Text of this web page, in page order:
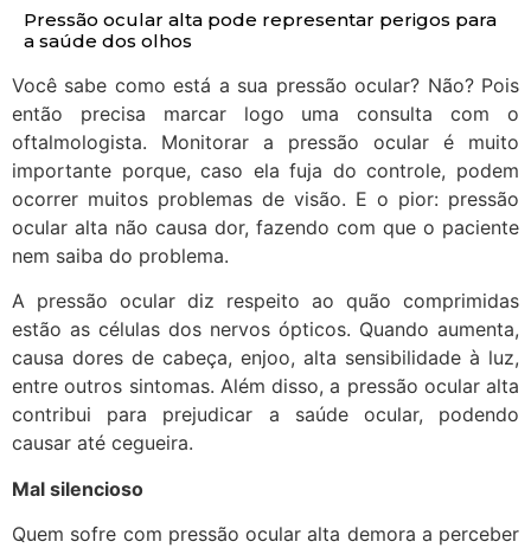
Pressão ocular alta pode representar perigos para
a saúde dos olhos
Você sabe como está a sua pressão ocular? Não? Pois
então precisa marcar logo uma consulta com o
oftalmologista. Monitorar a pressão ocular é muito
importante porque, caso ela fuja do controle, podem
ocorrer muitos problemas de visão. E o pior: pressão
ocular alta não causa dor, fazendo com que o paciente
nem saiba do problema.
A pressão ocular diz respeito ao quão comprimidas
estão as células dos nervos ópticos. Quando aumenta,
causa dores de cabeça, enjoo, alta sensibilidade à luz,
entre outros sintomas. Além disso, a pressão ocular alta
contribui para prejudicar a saúde ocular, podendo
causar até cegueira.
Mal silencioso
Quem sofre com pressão ocular alta demora a perceber